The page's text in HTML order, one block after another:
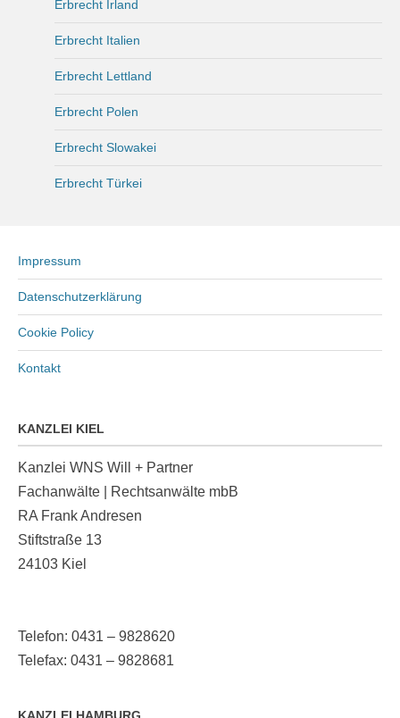
Erbrecht Irland
Erbrecht Italien
Erbrecht Lettland
Erbrecht Polen
Erbrecht Slowakei
Erbrecht Türkei
Impressum
Datenschutzerklärung
Cookie Policy
Kontakt
KANZLEI KIEL
Kanzlei WNS Will + Partner
Fachanwälte | Rechtsanwälte mbB
RA Frank Andresen
Stiftstraße 13
24103 Kiel
Telefon: 0431 – 9828620
Telefax: 0431 – 9828681
KANZLEI HAMBURG